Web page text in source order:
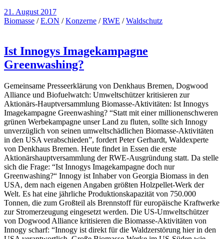
21. August 2017
Biomasse /E.ON /Konzerne /RWE /Waldschutz
Ist Innogys Imagekampagne
Greenwashing?
Gemeinsame Presseerklärung von Denkhaus Bremen, Dogwood
Alliance und Biofuelwatch: Umweltschützer kritisieren zur
Aktionärs-Hauptversammlung Biomasse-Aktivitäten: Ist Innogys
Imagekampagne Greenwashing? “Statt mit einer millionenschweren
grünen Werbekampagne unser Land zu fluten, sollte sich Innogy
unverzüglich von seinen umweltschädlichen Biomasse-Aktivitäten
in den USA verabschieden”, fordert Peter Gerhardt, Waldexperte
von Denkhaus Bremen. Heute findet in Essen die erste
Aktionärshauptversammlung der RWE-Ausgründung statt. Da stelle
sich die Frage: “Ist Innogys Imagekampagne doch nur
Greenwashing?“ Innogy ist Inhaber von Georgia Biomass in den
USA, dem nach eigenen Angaben größten Holzpellet-Werk der
Welt. Es hat eine jährliche Produktionskapazität von 750.000
Tonnen, die zum Großteil als Brennstoff für europäische Kraftwerke
zur Stromerzeugung eingesetzt werden. Die US-Umweltschützer
von Dogwood Alliance kritisieren die Biomasse-Aktivitäten von
Innogy scharf: “Innogy ist direkt für die Waldzerstörung hier in den